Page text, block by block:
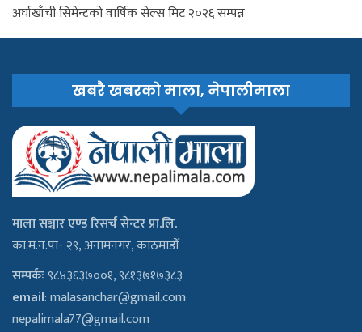
अर्घाखाँची सिमेन्टको वार्षिक सेल्स मिट २०२६ सम्पन्न
खबरै खबरको माला, नेपालीमाला
माला सञ्चार एण्ड रिसर्च सेन्टर प्रा.लि.
का.म.न.पा- २९, अनामनगर, काठमाडौँ
सम्पर्कः९८४३६३७००१, ९८१३७१७३८३
email:malasanchar@gmail.com
nepalimala77@gmail.com